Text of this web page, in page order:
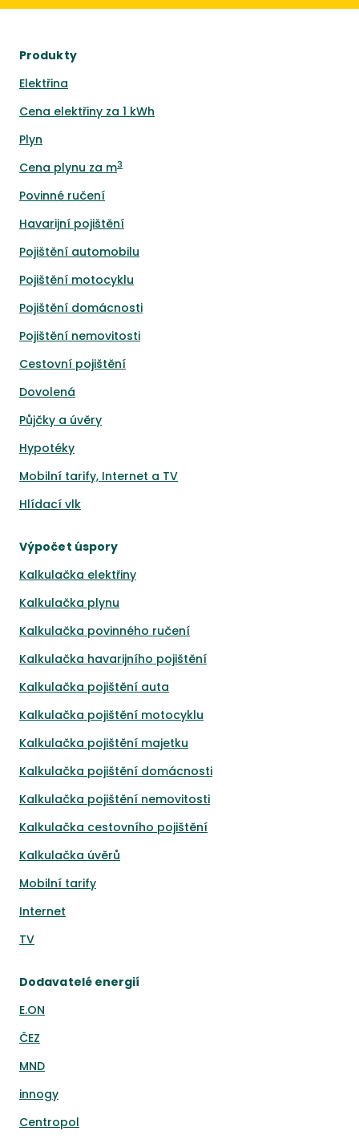
Produkty
Elektřina
Cena elektřiny za 1 kWh
Plyn
Cena plynu za m3
Povinné ručení
Havarijní pojištění
Pojištění automobilu
Pojištění motocyklu
Pojištění domácnosti
Pojištění nemovitosti
Cestovní pojištění
Dovolená
Půjčky a úvěry
Hypotéky
Mobilní tarify, Internet a TV
Hlídací vlk
Výpočet úspory
Kalkulačka elektřiny
Kalkulačka plynu
Kalkulačka povinného ručení
Kalkulačka havarijního pojištění
Kalkulačka pojištění auta
Kalkulačka pojištění motocyklu
Kalkulačka pojištění majetku
Kalkulačka pojištění domácnosti
Kalkulačka pojištění nemovitosti
Kalkulačka cestovního pojištění
Kalkulačka úvěrů
Mobilní tarify
Internet
TV
Dodavatelé energií
E.ON
ČEZ
MND
innogy
Centropol